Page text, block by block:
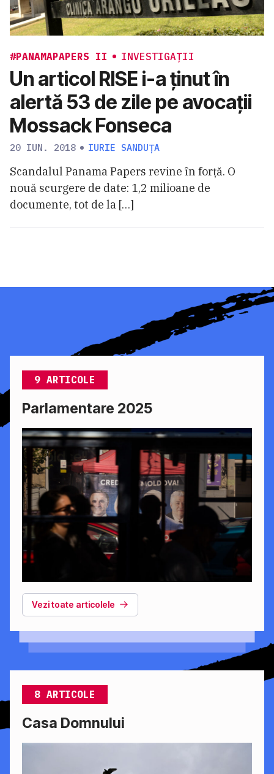
#PANAMAPAPERS II INVESTIGAȚII
Un articol RISE i-a ținut în
alertă 53 de zile pe avocații
Mossack Fonseca
20 IUN. 2018 IURIE SANDUȚA
Scandalul Panama Papers revine în forță. O
nouă scurgere de date: 1,2 milioane de
documente, tot de la […]
9 ARTICOLE
Parlamentare 2025
Vezi toate articolele
8 ARTICOLE
Casa Domnului